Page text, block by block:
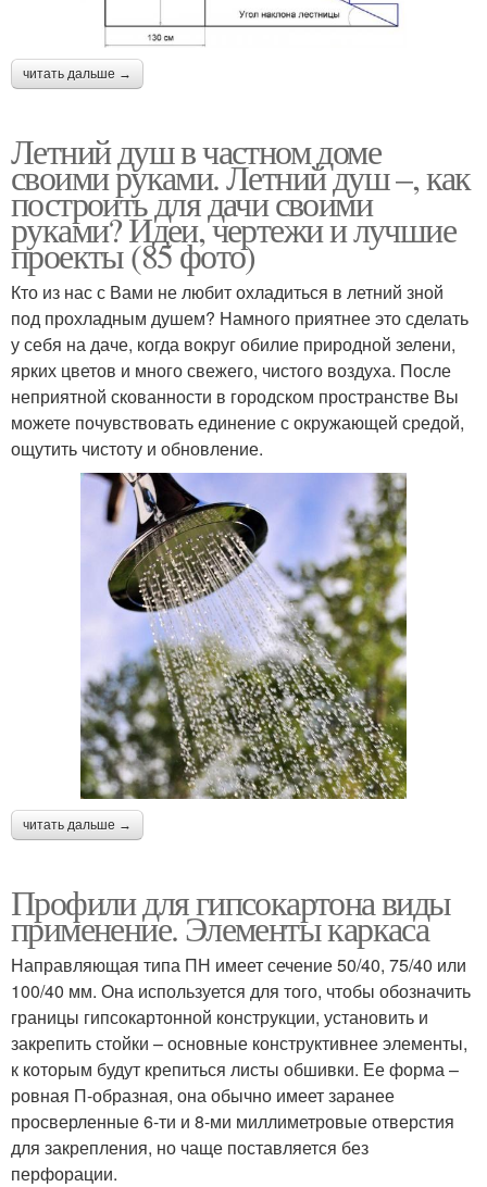
читать дальше →
Летний душ в частном доме
своими руками. Летний душ –, как
построить для дачи своими
руками? Идеи, чертежи и лучшие
проекты (85 фото)
Кто из нас с Вами не любит охладиться в летний зной
под прохладным душем? Намного приятнее это сделать
у себя на даче, когда вокруг обилие природной зелени,
ярких цветов и много свежего, чистого воздуха. После
неприятной скованности в городском пространстве Вы
можете почувствовать единение с окружающей средой,
ощутить чистоту и обновление.
читать дальше →
Профили для гипсокартона виды
применение. Элементы каркаса
Направляющая типа ПН имеет сечение 50/40, 75/40 или
100/40 мм. Она используется для того, чтобы обозначить
границы гипсокартонной конструкции, установить и
закрепить стойки – основные конструктивнее элементы,
к которым будут крепиться листы обшивки. Ее форма –
ровная П-образная, она обычно имеет заранее
просверленные 6-ти и 8-ми миллиметровые отверстия
для закрепления, но чаще поставляется без
перфорации.